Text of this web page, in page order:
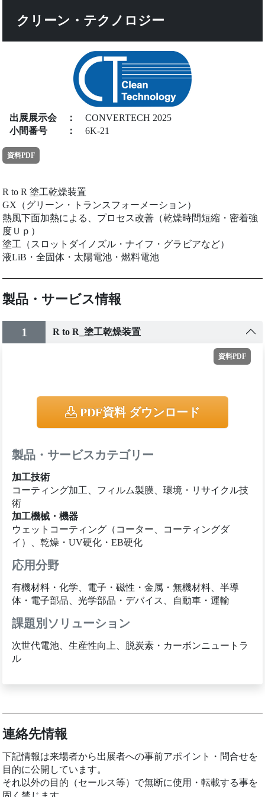
クリーン・テクノロジー
出展展示会 ： CONVERTECH 2025
小間番号
： 6K-21
資料PDF
R to R 塗工乾燥装置
GX（グリーン・トランスフォーメーション）
熱風下面加熱による、プロセス改善（乾燥時間短縮・密着強
度Ｕｐ）
塗工（スロットダイノズル・ナイフ・グラビアなど）
液LiB・全固体・太陽電池・燃料電池
製品・サービス情報
1 R to R_塗工乾燥装置
資料PDF
PDF資料 ダウンロード
製品・サービスカテゴリー
加工技術
コーティング加工、フィルム製膜、環境・リサイクル技
術
加工機械・機器
ウェットコーティング（コーター、コーティングダ
イ）、乾燥・UV硬化・EB硬化
応用分野
有機材料・化学、電子・磁性・金属・無機材料、半導
体・電子部品、光学部品・デバイス、自動車・運輸
課題別ソリューション
次世代電池、生産性向上、脱炭素・カーボンニュートラ
ル
連絡先情報
下記情報は来場者から出展者への事前アポイント・問合せを
目的に公開しています。
それ以外の目的（セールス等）で無断に使用・転載する事を